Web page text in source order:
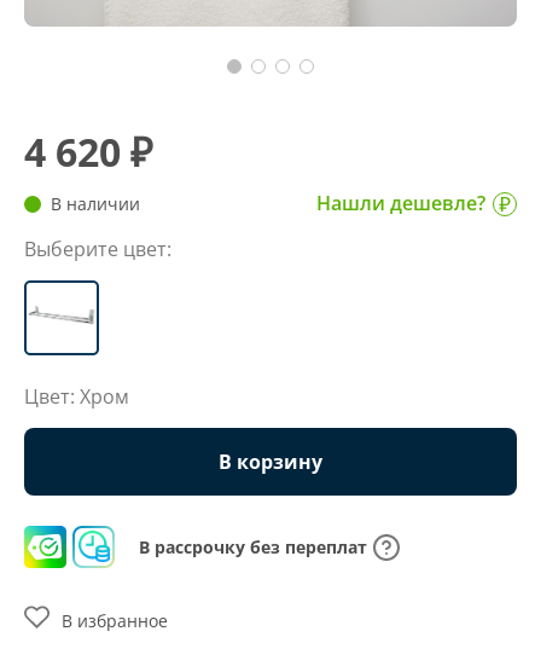
4 620 ₽
В наличии
Нашли дешевле?
Выберите цвет:
Цвет: Хром
В корзину
В рассрочку без переплат
В избранное